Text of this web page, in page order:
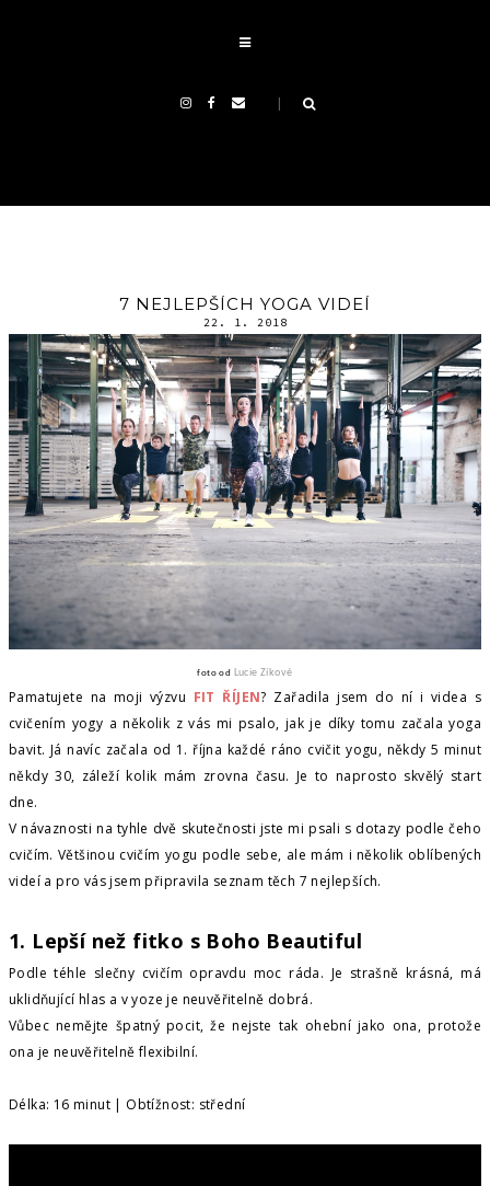
7 NEJLEPŠÍCH YOGA VIDEÍ
22. 1. 2018
foto od Lucie Zíkové
Pamatujete na moji výzvu FIT ŘÍJEN? Zařadila jsem do ní i videa s
cvičením yogy a několik z vás mi psalo, jak je díky tomu začala yoga
bavit. Já navíc začala od 1. října každé ráno cvičit yogu, někdy 5 minut
někdy 30, záleží kolik mám zrovna času. Je to naprosto skvělý start
dne.
V návaznosti na tyhle dvě skutečnosti jste mi psali s dotazy podle čeho
cvičím. Většinou cvičím yogu podle sebe, ale mám i několik oblíbených
videí a pro vás jsem připravila seznam těch 7 nejlepších.
1. Lepší než fitko s Boho Beautiful
Podle téhle slečny cvičím opravdu moc ráda. Je strašně krásná, má
uklidňující hlas a v yoze je neuvěřitelně dobrá.
Vůbec nemějte špatný pocit, že nejste tak ohební jako ona, protože
ona je neuvěřitelně flexibilní.
Délka: 16 minut | Obtížnost: střední